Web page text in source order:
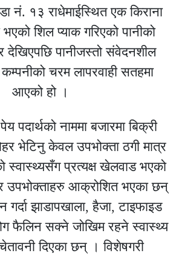
नं. १३ राधेमाईस्थित एक किराना
शिल प्याक गरिएको पानीको
देखिएपछि पानीजस्तो संवेदनशील
चरम लापरवाही सतहमा
आएको हो ।
पदार्थको नाममा बजारमा बिक्री
भेटिनु केवल उपभोक्ता ठगी मात्र
स्वास्थ्यसँग प्रत्यक्ष खेलवाड भएको
उपभोक्ताहरु आक्रोशित भएका छन्
गर्दा झाडापखाला, हैजा, टाइफाइड
फैलिन सक्ने जोखिम रहने स्वास्थ्य
दिएका छन् । विशेषगरी